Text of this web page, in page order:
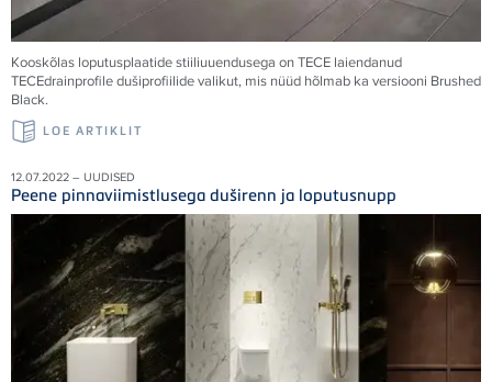
Kooskõlas loputusplaatide stiiliuuendusega onTECE laiendanud
TECEdrainprofile dušiprofiilide valikut, mis nüüd hõlmab ka versiooni Brushed
Black.
LOE ARTIKLIT
12.07.2022 – UUDISED
Peene pinnaviimistlusega duširenn ja loputusnupp